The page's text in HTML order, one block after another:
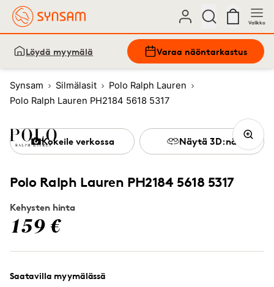
Valikko
Löydä myymälä Varaa näöntarkastus
Synsam Silmälasit
Polo Ralph Lauren
Polo Ralph Lauren PH2184 5618 5317
Polo Ralph Lauren PH2184 5618 5317
Kehysten hinta
159 €
Saatavilla myymälässä
Kokeile verkossa Näytä 3D:nä